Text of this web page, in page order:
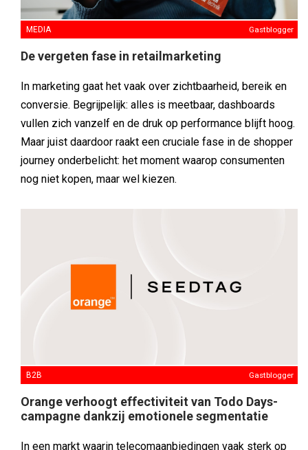
MEDIA Gastblogger
De vergeten fase in retailmarketing
In marketing gaat het vaak over zichtbaarheid, bereik en
conversie. Begrijpelijk: alles is meetbaar, dashboards
vullen zich vanzelf en de druk op performance blijft hoog.
Maar juist daardoor raakt een cruciale fase in de shopper
journey onderbelicht: het moment waarop consumenten
nog niet kopen, maar wel kiezen.
B2B Gastblogger
Orange verhoogt effectiviteit van Todo Days-
campagne dankzij emotionele segmentatie
In een markt waarin telecomaanbiedingen vaak sterk op